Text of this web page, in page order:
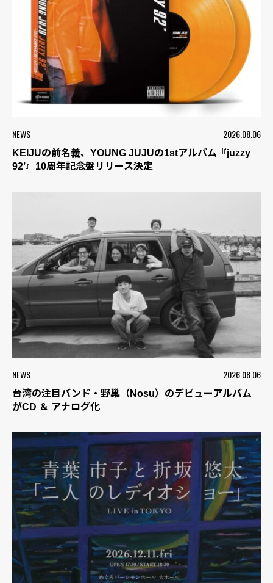
NEWS 2026.08.06
KEIJUの前名義、YOUNG JUJUの1stアルバム『juzzy
92’』10周年記念盤リリース決定
NEWS 2026.08.06
台湾の注目バンド・野巢（Nosu）のデビューアルバム
がCD ＆ アナログ化